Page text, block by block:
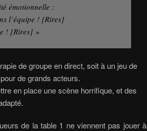
émotionnelle :
l’équipe ! [Rires]
! [Rires] »
de groupe en direct, soit à un jeu de
de grands acteurs.
en place une scène horrifique, et des
de la table 1 ne viennent pas jouer à